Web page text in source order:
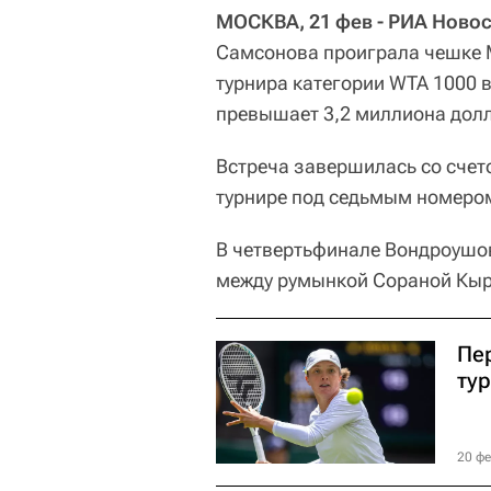
МОСКВА, 21 фев - РИА
Самсонова проиграла чешке
турнира категории WTA
превышает 3,2 миллиона
Встреча завершилась со
турнире под седьмым
В четвертьфинале
между румынкой Сораной
20